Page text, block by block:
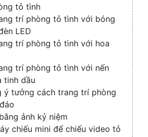
tỏ tình
trí phòng tỏ tình với bóng
LED
trí phòng tỏ tình với hoa
trí phòng tỏ tình với nến
tinh dầu
ý tưởng cách trang trí phòng
ảnh kỷ niệm
chiếu mini để chiếu video tỏ